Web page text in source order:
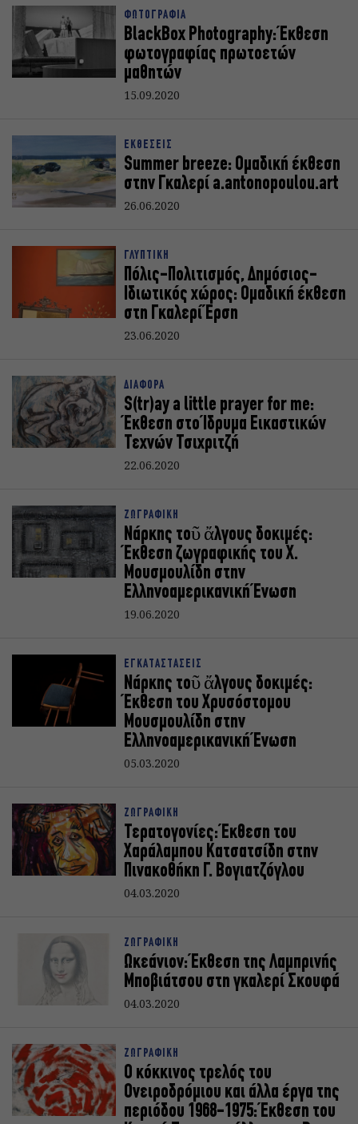
ΦΩΤΟΓΡΑΦΙΑ
BlackBox Photography: Έκθεση
φωτογραφίας πρωτοετών
μαθητών
15.09.2020
ΕΚΘΕΣΕΙΣ
Summer breeze: Ομαδική έκθεση
στην Γκαλερί a.antonopoulou.art
26.06.2020
ΓΛΥΠΤΙΚΗ
Πόλις-Πολιτισμός, Δημόσιος-
Ιδιωτικός χώρος: Ομαδική έκθεση
στη Γκαλερί Έρση
23.06.2020
ΔΙΑΦΟΡΑ
S(tr)ay a little prayer for me:
Έκθεση στο Ίδρυμα Εικαστικών
Τεχνών Τσιχριτζή
22.06.2020
ΖΩΓΡΑΦΙΚΗ
Νάρκης τοῦ ἄλγους δοκιμές:
Έκθεση ζωγραφικής του Χ.
Μουσμουλίδη στην
Ελληνοαμερικανική Ένωση
19.06.2020
ΕΓΚΑΤΑΣΤΑΣΕΙΣ
Νάρκης τοῦ ἄλγους δοκιμές:
Έκθεση του Χρυσόστομου
Μουσμουλίδη στην
Ελληνοαμερικανική Ένωση
05.03.2020
ΖΩΓΡΑΦΙΚΗ
Τερατογονίες: Έκθεση του
Χαράλαμπου Κατσατσίδη στην
Πινακοθήκη Γ. Βογιατζόγλου
04.03.2020
ΖΩΓΡΑΦΙΚΗ
Ωκεάνιον: Έκθεση της Λαμπρινής
Μποβιάτσου στη γκαλερί Σκουφά
04.03.2020
ΖΩΓΡΑΦΙΚΗ
Ο κόκκινος τρελός του
Ονειροδρόμιου και άλλα έργα της
περιόδου 1968-1975: Έκθεση του